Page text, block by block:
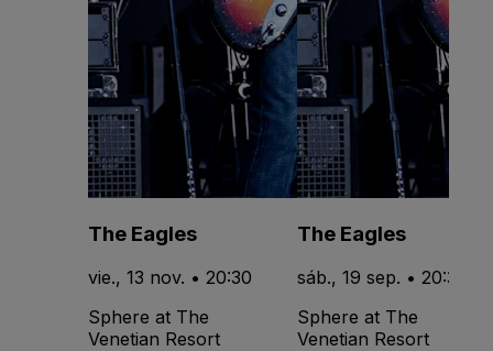
The Eagles
vie., 13 nov. • 20:30
Sphere at The
Venetian Resort
The Eagles
sáb., 19 sep. • 20:30
Sphere at The
Venetian Resort